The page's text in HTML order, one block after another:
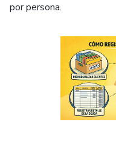
por persona.